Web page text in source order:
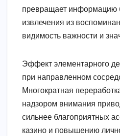
превращает информацию
извлечения из
видимость важности и
Эффект элементарного
при направленном
Многократная
надзором внимания
сильнее благоприятных
казино и повышению